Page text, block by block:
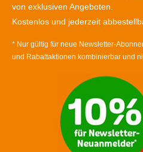
von exklusiven Angeboten.
Kostenlos und jederzeit
* Nur gültig für neue Newsletter-
und Rabattaktionen kombinierbar und